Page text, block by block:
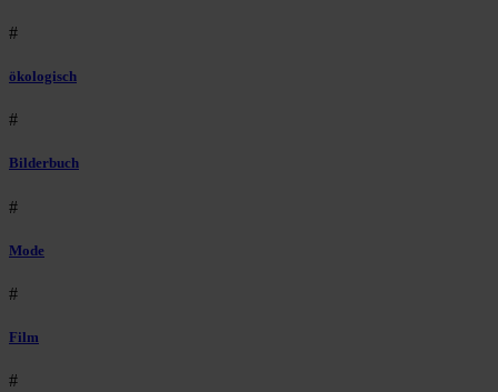
#
ökologisch
#
Bilderbuch
#
Mode
#
Film
#